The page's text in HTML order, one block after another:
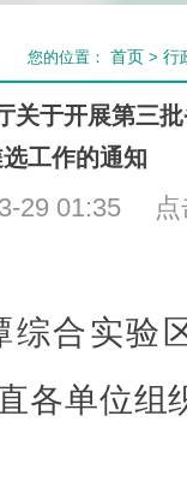
您的位置： 首页 > 行
关于开展第三
工作的通知
29 01:35 点
综合实验
各单位组